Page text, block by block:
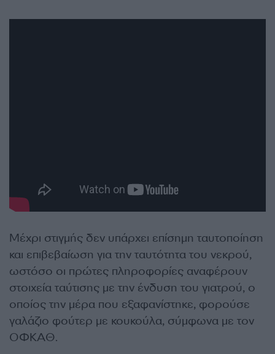
Μέχρι στιγμής δεν υπάρχει επίσημη ταυτοποίηση
και επιβεβαίωση για την ταυτότητα του νεκρού,
ωστόσο οι πρώτες πληροφορίες αναφέρουν
στοιχεία ταύτισης με την ένδυση του γιατρού, ο
οποίος την μέρα που εξαφανίστηκε, φορούσε
γαλάζιο φούτερ με κουκούλα, σύμφωνα με τον
ΟΦΚΑΘ.